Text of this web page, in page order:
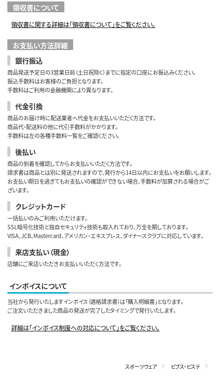
領収書について
領収書に関する詳細は「領収書について」をご覧ください。
お支払い方法詳細
銀行振込
商品発送予定日の3営業日前（土日祝除く）までに指定の口座にお振込みください。
振込手数料はお客様のご負担となります。
手数料はご利用の金融機関により異なります。
代金引換
商品のお届け時に配送業者へ代金をお支払いいただく方法です。
商品代・配送料の他に代引手数料がかかります。
手数料は左の各種手数料一覧をご確認ください。
後払い
商品の到着を確認してからお支払いいただく方法です。
請求書は商品とは別に発送されますので、発行から14日以内にお支払いをお願いします。
お支払い期日を過ぎてもお支払いの確認ができない場合、手数料が加算される場合がご
ざいます。
クレジットカード
一括払いのみご利用いただけます。
SSL暗号化技術と独自セキュリティ技術も取入れており、万全を期しております。
VISA、JCB、Mastercard、アメリカン・エキスプレス、ダイナースクラブに対応しています。
来店支払い（現金）
店舗にご来店いただきお支払いいただく方法です。
インボイスについて
当社から発行いたしますインボイス（適格請求書）は「購入明細書」となります。
ご注文いただきました商品の発送が完了したタイミングで発行いたします。
詳細は「インボイス制度への対応について」をご覧ください。
スポーツウェア ビブス・ピステ